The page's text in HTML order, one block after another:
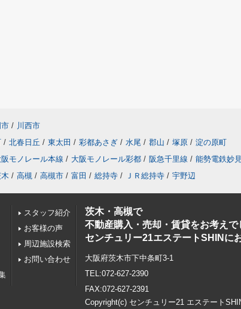
/ 川西市
/ 北春日丘 / 東太田 / 彩都あさぎ / 水尾 / 郡山 / 塚原 / 淀の原町
阪モノレール本線 / 大阪モノレール彩都 / 阪急千里線 / 能勢電鉄妙
/ 高槻 / 高槻市 / 富田 / 総持寺 / ＪＲ総持寺 / 宇野辺
スタッフ紹介
お客様の声
周辺施設検索
お問い合わせ
茨木・高槻で
不動産購入・売却・賃貸をお考えで
センチュリー21エステートSHINに
大阪府茨木市下中条町3-1
TEL:072-627-2390
FAX:072-627-2391
Copyright(c) センチュリー21 エステート